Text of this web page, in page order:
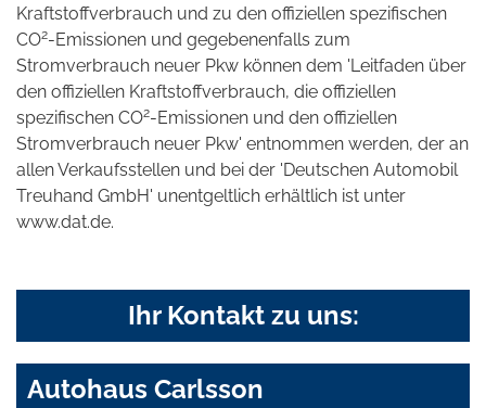
Kraftstoffverbrauch und zu den offiziellen spezifischen
CO2-Emissionen und gegebenenfalls zum
Stromverbrauch neuer Pkw können dem 'Leitfaden über
den offiziellen Kraftstoffverbrauch, die offiziellen
spezifischen CO2-Emissionen und den offiziellen
Stromverbrauch neuer Pkw' entnommen werden, der an
allen Verkaufsstellen und bei der 'Deutschen Automobil
Treuhand GmbH' unentgeltlich erhältlich ist unter
www.dat.de.
Ihr Kontakt zu uns:
Autohaus Carlsson